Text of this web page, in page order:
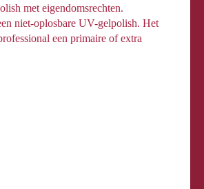
met eigendomsrechten.
niet-oplosbare UV-gelpolish. Het
een primaire of extra